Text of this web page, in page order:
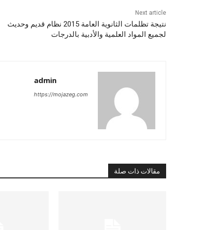
Next article
نتيجة تظلمات الثانوية العامة 2015 نظام قديم وحديث
لجميع المواد العلمية والأدبية بالدرجات
admin
https://mojazeg.com
مقالات ذات صلة